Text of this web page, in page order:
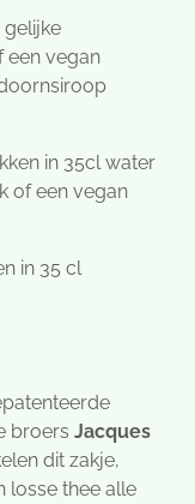
gelijke
een vegan
in 35cl water
of een vegan
in 35 cl
broers Jacques
dit zakje,
losse thee alle